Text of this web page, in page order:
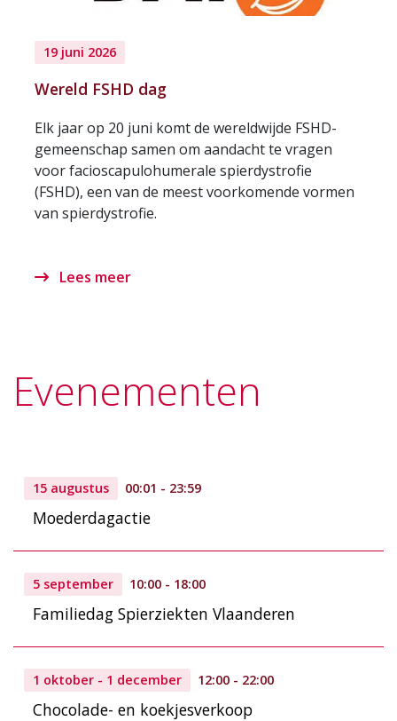
19 juni 2026
Wereld FSHD dag
Elk jaar op 20 juni komt de wereldwijde FSHD-
gemeenschap samen om aandacht te vragen
voor facioscapulohumerale spierdystrofie
(FSHD), een van de meest voorkomende vormen
van spierdystrofie.
Lees meer
Evenementen
15 augustus 00:01 - 23:59
Moederdagactie
5 september 10:00 - 18:00
Familiedag Spierziekten Vlaanderen
1 oktober - 1 december 12:00 - 22:00
Chocolade- en koekjesverkoop